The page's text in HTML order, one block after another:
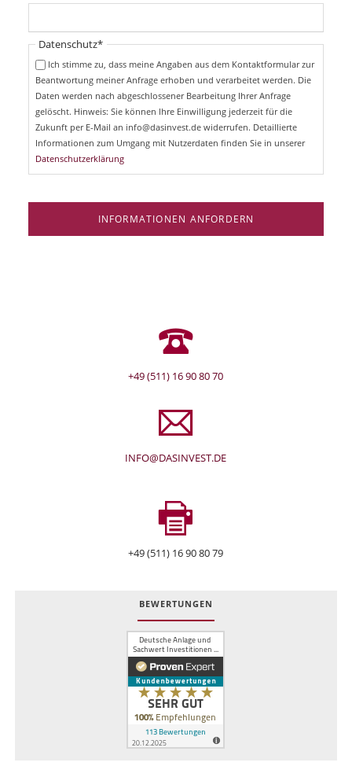
t
f
f
i
Pflichtfeld
Datenschutz*
Ich stimme zu, dass meine Angaben aus dem Kontaktformular zur
Beantwortung meiner Anfrage erhoben und verarbeitet werden. Die
Daten werden nach abgeschlossener Bearbeitung Ihrer Anfrage
gelöscht. Hinweis: Sie können Ihre Einwilligung jederzeit für die
Zukunft per E-Mail an info@dasinvest.de widerrufen. Detaillierte
Informationen zum Umgang mit Nutzerdaten finden Sie in unserer
Datenschutzerklärung
INFORMATIONEN ANFORDERN
+49 (511) 16 90 80 70
INFO@DASINVEST.DE
+49 (511) 16 90 80 79
BEWERTUNGEN